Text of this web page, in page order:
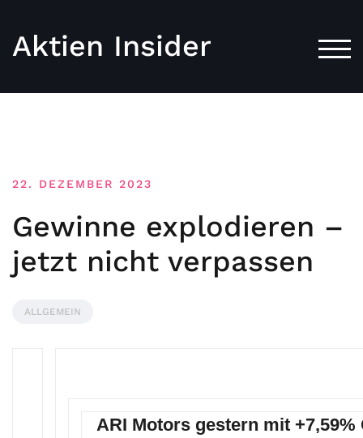
Aktien Insider
22. DEZEMBER 2023
Gewinne explodieren –
jetzt nicht verpassen
ALLGEMEIN
ARI Motors gestern mit +7,59%